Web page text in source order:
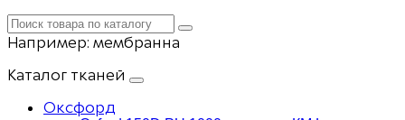
Например: мембранна
Каталог тканей
Оксфорд